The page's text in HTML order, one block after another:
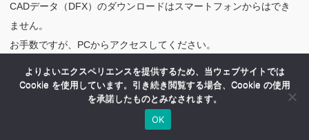
CADデータ（DFX）のダウンロードはスマートフォンからはでき
ません。
お手数ですが、PCからアクセスしてください。
よりよいエクスペリエンスを提供するため、当ウェブサイトでは
Cookie を使用しています。引き続き閲覧する場合、Cookie の使用
を承諾したものとみなされます。
OK